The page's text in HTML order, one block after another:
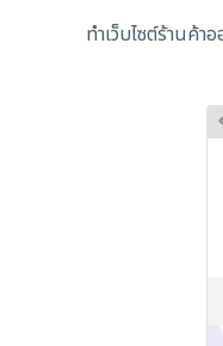
ทำเว็บไซต์ร้านค้า